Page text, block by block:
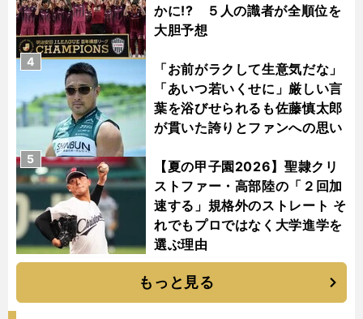
かに!? ５人の識者が全順位を
大胆予想
「お前がラクして生意気だな」
「あいつ若いくせに」厳しい言
葉を浴びせられるも佐藤慎太郎
が貫いた誇りとファンへの思い
4
【夏の甲子園2026】聖隷クリ
ストファー・高部陸の「２回加
速する」規格外のストレート そ
れでもプロではなく大学進学を
選ぶ理由
5
もっと見る